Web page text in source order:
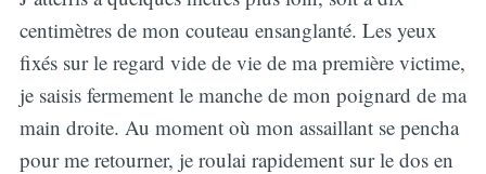
centimètres de mon couteau ensanglanté. Les yeux
fixés sur le regard vide de vie de ma première victime,
je saisis fermement le manche de mon poignard de ma
main droite. Au moment où mon assaillant se pencha
pour me retourner, je roulai rapidement sur le dos en